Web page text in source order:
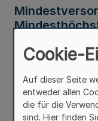
Cookie-
Auf dieser Seite
entweder allen
die für die
sind. Hier finden